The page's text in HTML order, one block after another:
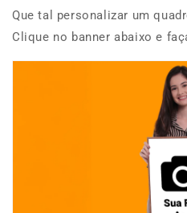
Que tal personalizar um
Clique no banner abaixo e